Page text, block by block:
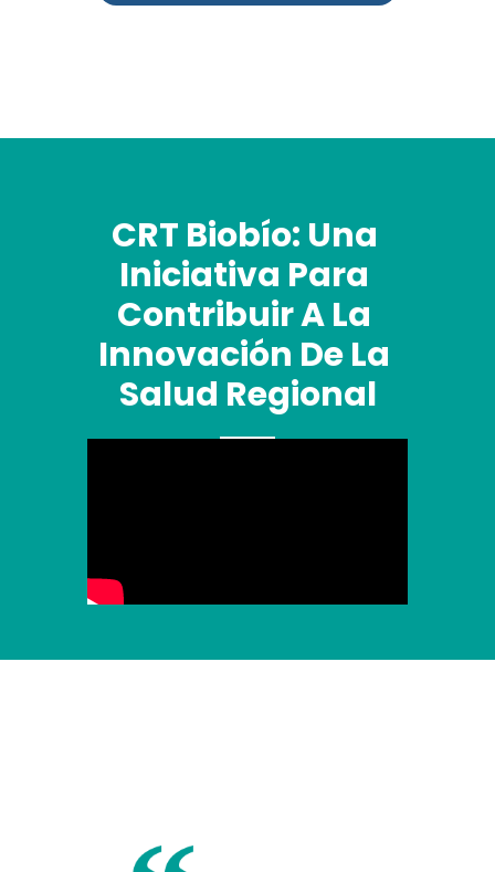
CRT Biobío: Una
Iniciativa Para
Contribuir A La
Innovación De La
Salud Regional